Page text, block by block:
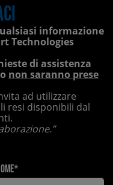
informazione
Technologies
di assistenza
non saranno prese
ad utilizzare
resi disponibili dal